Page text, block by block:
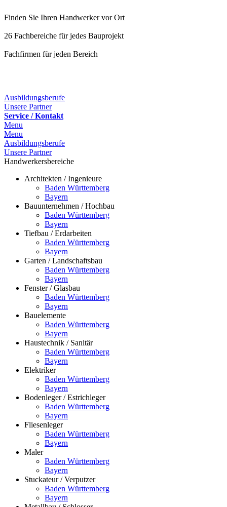
Finden Sie Ihren Handwerker vor Ort
26 Fachbereiche für jedes Bauprojekt
Fachfirmen für jeden Bereich
Ausbildungsberufe
Unsere Partner
Service / Kontakt
Menu
Menu
Ausbildungsberufe
Unsere Partner
Handwerkersbereiche
Architekten / Ingenieure
Baden Württemberg
Bayern
Bauunternehmen / Hochbau
Baden Württemberg
Bayern
Tiefbau / Erdarbeiten
Baden Württemberg
Bayern
Garten / Landschaftsbau
Baden Württemberg
Bayern
Fenster / Glasbau
Baden Württemberg
Bayern
Bauelemente
Baden Württemberg
Bayern
Haustechnik / Sanitär
Baden Württemberg
Bayern
Elektriker
Baden Württemberg
Bayern
Bodenleger / Estrichleger
Baden Württemberg
Bayern
Fliesenleger
Baden Württemberg
Bayern
Maler
Baden Württemberg
Bayern
Stuckateur / Verputzer
Baden Württemberg
Bayern